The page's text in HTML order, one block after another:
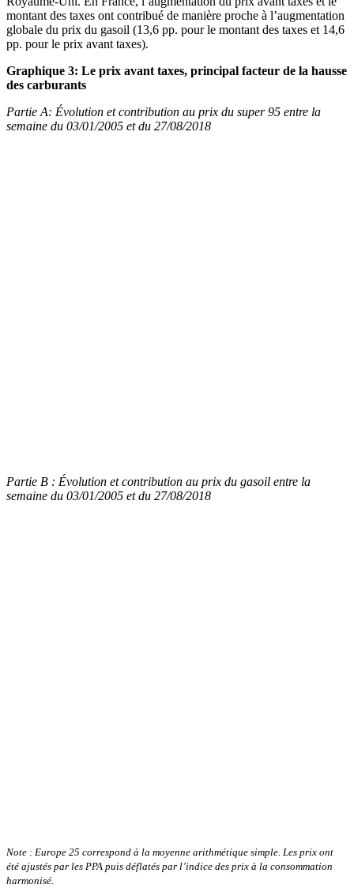
montant des taxes ont contribué de manière proche à l’augmentation
globale du prix du gasoil (13,6 pp. pour le montant des taxes et 14,6
pp. pour le prix avant taxes).
Graphique 3: Le prix avant taxes, principal facteur de la hausse
des carburants
Partie A: Évolution et contribution au prix du super 95 entre la
semaine du 03/01/2005 et du 27/08/2018
Partie B : Évolution et contribution au prix du gasoil entre la
semaine du 03/01/2005 et du 27/08/2018
Note : Europe 25 correspond à la moyenne arithmétique simple. Les prix ont
été ajustés par les PPA puis déflatés par l’indice des prix à la consommation
harmonisé.